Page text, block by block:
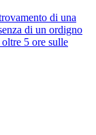
di una
di un ordigno
5 ore sulle